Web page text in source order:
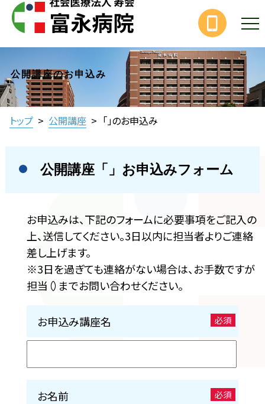
公開講座のお申込み
トップ > 公開講座 > 「」のお申込み
公開講座「」お申込みフォーム
お申込みは、下記のフォームに必要事項をご記入の
上、送信してください。3日以内に担当者よりご連絡
差し上げます。
※3日を過ぎても連絡がない場合は、お手数ですが
担当（）までお問い合わせください。
お申込み講座名 必須
お名前 必須